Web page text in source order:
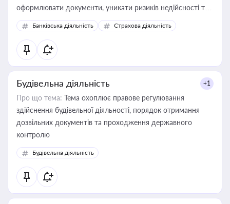
оформлювати документи, уникати ризиків недійсності та
забезпечувати їх належне прийняття органами влади та
контрагентами
Банківська діяльність Страхова діяльність
Будівельна діяльність +1
Про що тема: Тема охоплює правове регулювання
здійснення будівельної діяльності, порядок отримання
дозвільних документів та проходження державного
контролю
Будівельна діяльність